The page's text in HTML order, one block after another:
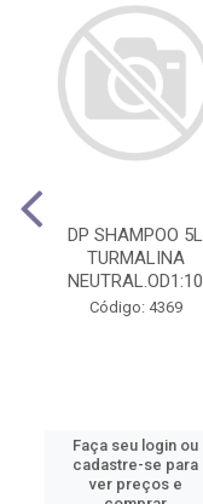
DP SHAMPOO 5L
TURMALINA
NEUTRAL.OD1:10
Código: 4369
Faça seu login ou
cadastre-se para
ver preços e